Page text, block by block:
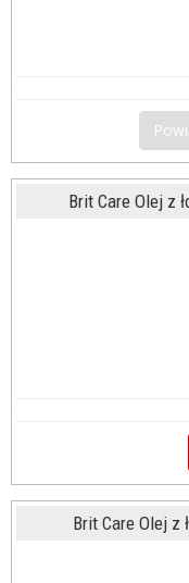
Brit Care Olej z
Brit Care Olej z